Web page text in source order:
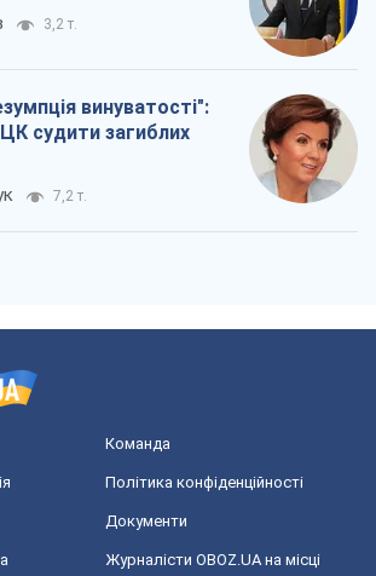
3,2 т.
винуватості":
судити загиблих
7,2 т.
Команда
Політика конфіденційності
Документи
Журналісти OBOZ.UA на місці